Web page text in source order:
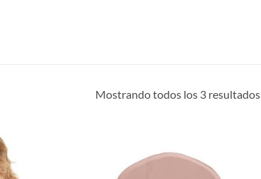
Mostrando todos los 3 resultados